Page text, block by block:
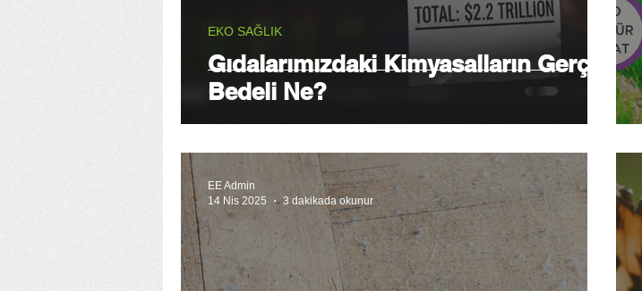
Gıdalarımızdaki Kimyasalların Gerçek
Bedeli Ne?
EKO SAĞLIK
EE Admin
14 Nis 2025
3 dakikada okunur